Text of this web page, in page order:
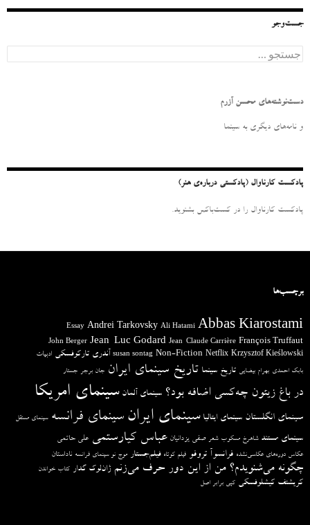
جست‌وجو
ج
س
و
ر
دست‌نوشته‌های محسن آزرم
و نامه‌‌های دیگری به سینما
پادکست کارناوال (پادکستی درباره‌ی هنر)
پادکست کارناوال را در کست‌باکس بشنوید.
برچسب‌ها
Abbas Kiarostami
Ali Hatami
Andrei Tarkovsky
Essay
François Truffaut
Jean-Claude Carrière
Jean-Luc Godard
John Berger
Krzysztof Kieślowski
Netflix
Non-Fiction
susan sontag آندری تارکوفسکی ادبیات
بابک احمدی بهرام بیضایی تاریخ سینما تاریخ سینمای ایران جان برجر جستار
در باغ زیتون چه‌کسی اضافه بود؟ سینمای آلمان سینمای امریکا
سینمای انگلستان سینمای ایتالیا سینمای ایران سینمای فرانسه سینمای مستقل
سینمای مستند شاهرخ مسکوب شعر صفی یزدانیان عباس کیارستمی علی حاتمی
عکاس دوره‌های عکاسی‌نشده فرانسوآ تروفو فیلم کوتاه فیلم‌جستار موج نو سینمای فرانسه ناداستان
چگونه می‌شنویدم؟ من از این دور حرف می‌زنم ژان‌لوک گدار کتاب خواندن
کریشتف کیشلوفسکی کپی برابر اصل